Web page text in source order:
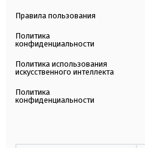
Правила пользования
Политика
конфиденциальности
Политика использования
искусственного интеллекта
Политика
конфиденциальности